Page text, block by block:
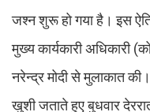
जश्न शुरू हो गया है। इस
मुख्य कार्यकारी अधिकारी
नरेन्द्र मोदी से मुलाकात
खुशी जताते हुए बुधवार